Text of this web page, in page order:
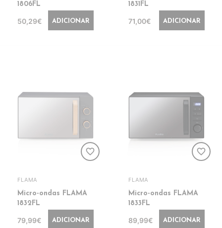
1806FL
50,29€ ADICIONAR
1831FL
71,00€ ADICIONAR
favorite_border
FLAMA
Micro-ondas FLAMA
1832FL
79,99€ ADICIONAR
favorite_border
FLAMA
Micro-ondas FLAMA
1833FL
89,99€ ADICIONAR